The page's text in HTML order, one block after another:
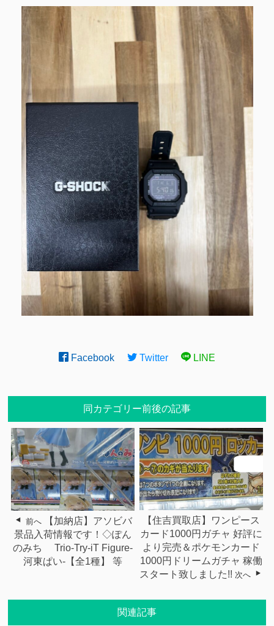
Facebook Twitter LINE
同カテゴリー前後の記事
前へ
【加納店】アソビバ
景品入荷情報です！◇ぽん
のみち Trio-Try-iT Figure-
河東ぱい-【全1種】 等
【住吉買取店】ワンピース
カード1000円ガチャ 好評に
より完売＆ポケモンカード
1000円ドリームガチャ 稼働
スタート致しました!! 次へ
関連記事